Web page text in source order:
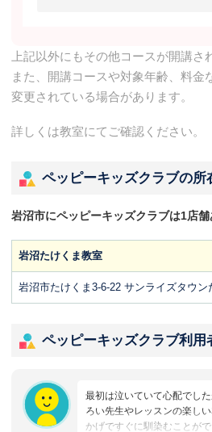
上記以外にもその他コースが開講さ
また、開講コースや対象年齢、料金
変更されている場合があります。
詳しくは教室にてご確認ください。
ペッピーキッズクラブの所
岩沼市にペッピーキッズクラブは1店
岩沼たけくま教室
岩沼市たけくま3-6-22 サンライズタウン
ペッピーキッズクラブ利用
最初は泣いていて心配でし
ろい先生やレッスンの楽し
かげですぐに馴染むことがで